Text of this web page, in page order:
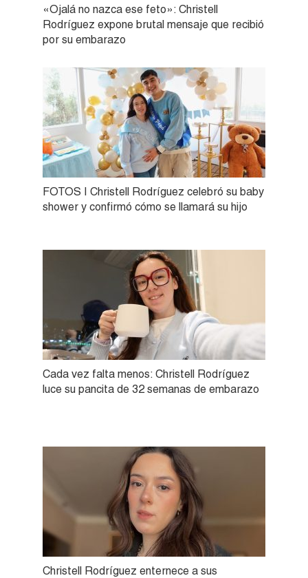
«Ojalá no nazca ese feto»: Christell
Rodríguez expone brutal mensaje que recibió
por su embarazo
FOTOS | Christell Rodríguez celebró su baby
shower y confirmó cómo se llamará su hijo
Cada vez falta menos: Christell Rodríguez
luce su pancita de 32 semanas de embarazo
Christell Rodríguez enternece a sus